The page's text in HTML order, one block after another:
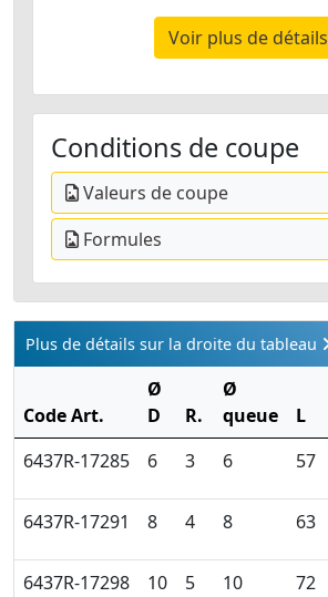
Voir plus de détails
Conditions de coupe
Valeurs de coupe
Formules
Plus de détails sur la droite du tableau
Code Art.
Ø
D
R.
Ø
queue
L
6437R-17285
6 3 6 57
6437R-17291 8 4 8 63
6437R-17298 10 5 10 72